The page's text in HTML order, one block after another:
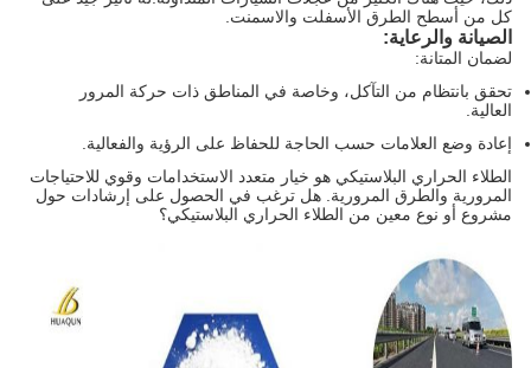
كل من أسطح الطرق الأسفلت والاسمنت.
الصيانة والرعاية:
لضمان المتانة:
تحقق بانتظام من التآكل، وخاصة في المناطق ذات حركة المرور
العالية.
إعادة وضع العلامات حسب الحاجة للحفاظ على الرؤية والفعالية.
الطلاء الحراري البلاستيكي هو خيار متعدد الاستخدامات وقوي للاحتياجات
المرورية والطرق المرورية. هل ترغب في الحصول على إرشادات حول
مشروع أو نوع معين من الطلاء الحراري البلاستيكي؟